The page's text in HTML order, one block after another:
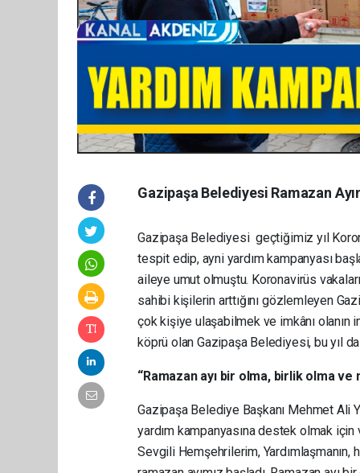
Gazipaşa Belediyesi Ramazan
Gazipaşa Belediyesi geçtiğimiz yıl
tespit edip, ayni yardım kampanyası
aileye umut olmuştu. Koronavirüs
sahibi kişilerin arttığını gözlemleyen
çok kişiye ulaşabilmek ve imkânı olanın
köprü olan Gazipaşa Belediyesi, bu yıl
“Ramazan ayı bir olma, birlik olma ve
Gazipaşa Belediye Başkanı Mehmet Ali
yardım kampanyasına destek olmak için
Sevgili Hemşehrilerim, Yardımlaşmanın,